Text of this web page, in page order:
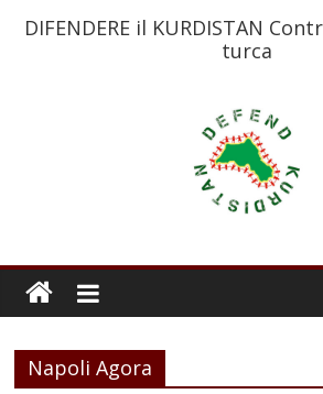
DIFENDERE il KURDISTAN
turca
Napoli Agora